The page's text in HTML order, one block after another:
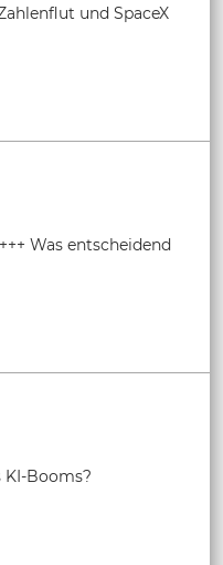
und SpaceX
Was entscheidend
KI-Booms?